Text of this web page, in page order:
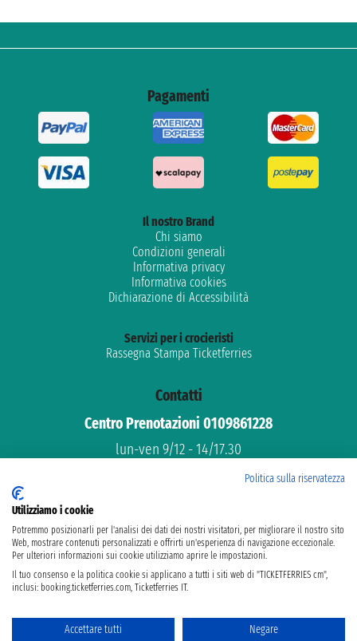
Pagamenti
Il nostro Brand
Chi siamo
Condizioni generali
Informativa privacy
Informativa cookies
Dichiarazione di Accessibilità
Servizi per i crocieristi
Rassegna Stampa Ticketferries
Contatti
Centro Prenotazioni 0109861228
lun-ven 9/12 - 14/17.30
email: info@ticketferries.com
Taoticket S.r.l. Via Brigata Liguria, 3/21 16121 Genova ©2007/2026 -
P.Iva 06206400720 - Capitale Sociale € 100.000,00 i.v. - Iscritta alla Camera
Politica sulla riservatezza
Utilizziamo i cookie
Potremmo posizionarli per l'analisi dei dati dei nostri visitatori, per migliorare il nostro sito
Web, mostrare contenuti personalizzati e offrirti un'esperienza di navigazione eccezionale.
Per ulteriori informazioni sui cookie utilizziamo aprire le impostazioni.
Il tuo consenso e la politica cookie si applicano a tutti i siti web di "TICKETFERRIES cm",
inclusi: booking.ticketferries.com, Ticketferries IT.
Accettare tutti Negare